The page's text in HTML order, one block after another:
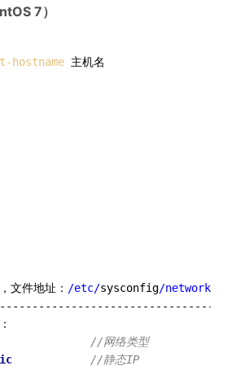
7）
hostname
文件地址：
/etc/sysconfig/network-
：
//网络类型
//静态IP